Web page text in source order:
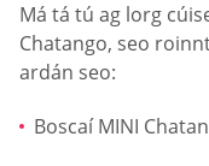
Má tá tú ag lorg
Chatango, seo
ardán seo:
Boscaí MINI